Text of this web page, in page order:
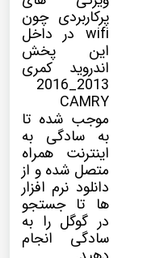
پرکاربردی چون
wifi در داخل
این پخش
اندروید کمری
2013_2016
CAMRY
موجب شده تا
به سادگی به
اینترنت همراه
متصل شده و از
دانلود نرم افزار
ها تا جستجو
در گوگل را به
سادگی انجام